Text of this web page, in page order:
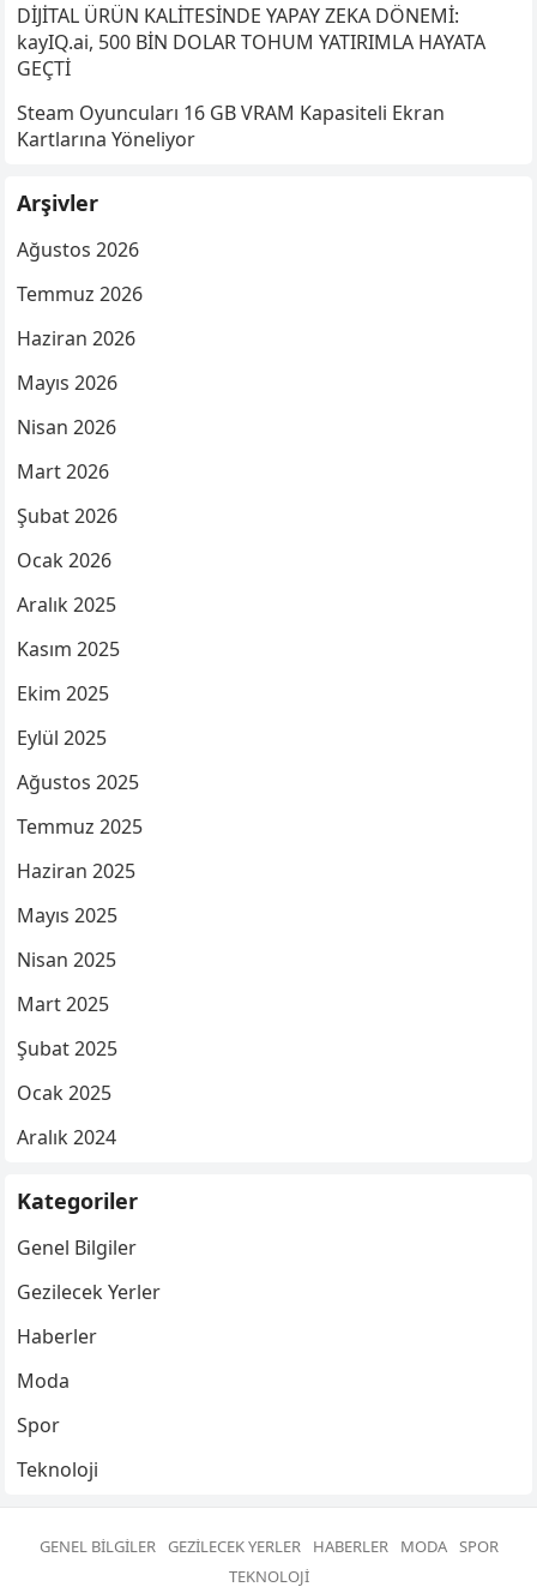
DİJİTAL ÜRÜN KALİTESİNDE YAPAY ZEKA DÖNEMİ:
kayIQ.ai, 500 BİN DOLAR TOHUM YATIRIMLA HAYATA
GEÇTİ
Steam Oyuncuları 16 GB VRAM Kapasiteli Ekran
Kartlarına Yöneliyor
Arşivler
Ağustos 2026
Temmuz 2026
Haziran 2026
Mayıs 2026
Nisan 2026
Mart 2026
Şubat 2026
Ocak 2026
Aralık 2025
Kasım 2025
Ekim 2025
Eylül 2025
Ağustos 2025
Temmuz 2025
Haziran 2025
Mayıs 2025
Nisan 2025
Mart 2025
Şubat 2025
Ocak 2025
Aralık 2024
Kategoriler
Genel Bilgiler
Gezilecek Yerler
Haberler
Moda
Spor
Teknoloji
GENEL BILGILER GEZILECEK YERLER HABERLER MODA
SPOR
TEKNOLOJI